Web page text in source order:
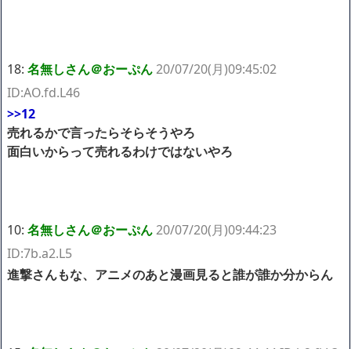
18: 名無しさん＠おーぷん20/07/20(月)09:45:02
ID:AO.fd.L46
>>12
売れるかで言ったらそらそうやろ
面白いからって売れるわけではないやろ
10: 名無しさん＠おーぷん20/07/20(月)09:44:23
ID:7b.a2.L5
進撃さんもな、アニメのあと漫画見ると誰が誰か分からん